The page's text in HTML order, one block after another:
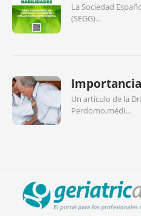
La Sociedad
(SEGG)...
Un artículo de la
Perdomo,médi...